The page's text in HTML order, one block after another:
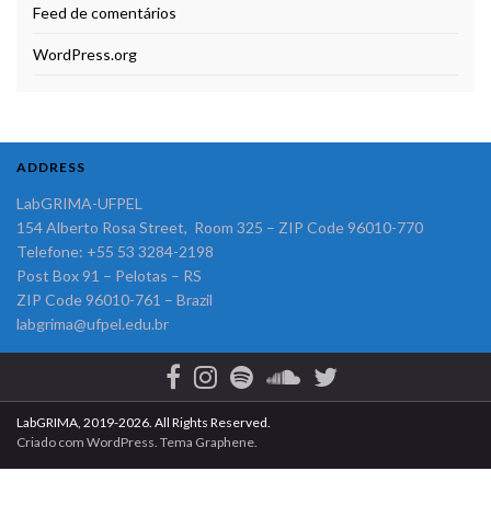
Feed de comentários
WordPress.org
ADDRESS
LabGRIMA-UFPEL
154 Alberto Rosa Street, Room 325 – ZIP Code 96010-770
Telefone: +55 53 3284-2198
Post Box 91 – Pelotas – RS
ZIP Code 96010-761 – Brazil
labgrima@ufpel.edu.br
LabGRIMA, 2019-2026. All Rights Reserved.
Criado com WordPress. Tema Graphene.